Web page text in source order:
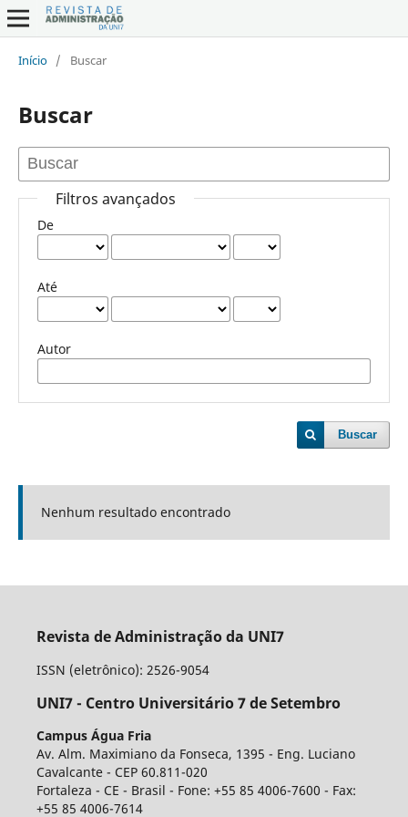
Início / Buscar
Buscar
Filtros avançados
De
Até
Autor
Buscar
Nenhum resultado encontrado
Revista de Administração da UNI7
ISSN (eletrônico): 2526-9054
UNI7 - Centro Universitário 7 de Setembro
Campus Água Fria
Av. Alm. Maximiano da Fonseca, 1395 - Eng. Luciano
Cavalcante - CEP 60.811-020
Fortaleza - CE - Brasil - Fone: +55 85 4006-7600 - Fax:
+55 85 4006-7614